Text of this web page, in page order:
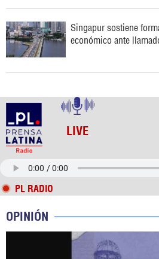
Singapur sostiene
económico ante
LIVE
PL RADIO
OPINIÓN